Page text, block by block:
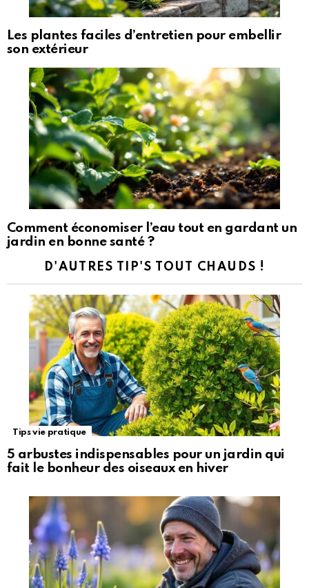
Les plantes faciles d’entretien pour embellir
son extérieur
Comment économiser l’eau tout en gardant un
jardin en bonne santé ?
D'AUTRES TIP'S TOUT CHAUDS !
Tips vie pratique
5 arbustes indispensables pour un jardin qui
fait le bonheur des oiseaux en hiver